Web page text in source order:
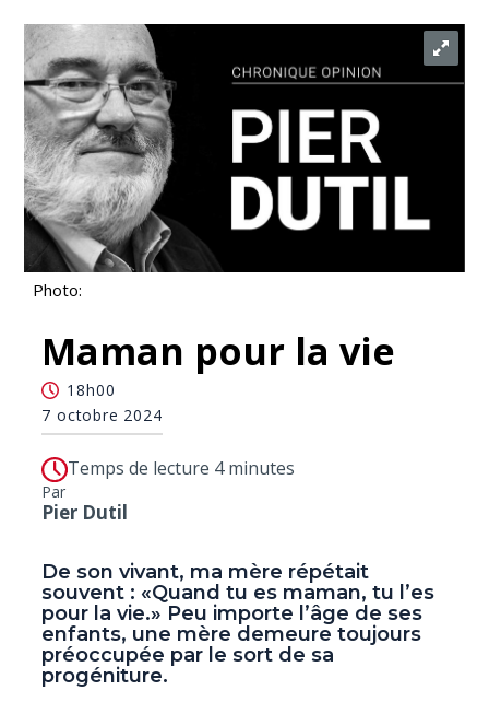
Photo:
Maman pour la vie
18h00
7 octobre 2024
Temps de lecture 4 minutes
Par
Pier Dutil
De son vivant, ma mère répétait
souvent : «Quand tu es maman, tu l’es
pour la vie.» Peu importe l’âge de ses
enfants, une mère demeure toujours
préoccupée par le sort de sa
progéniture.